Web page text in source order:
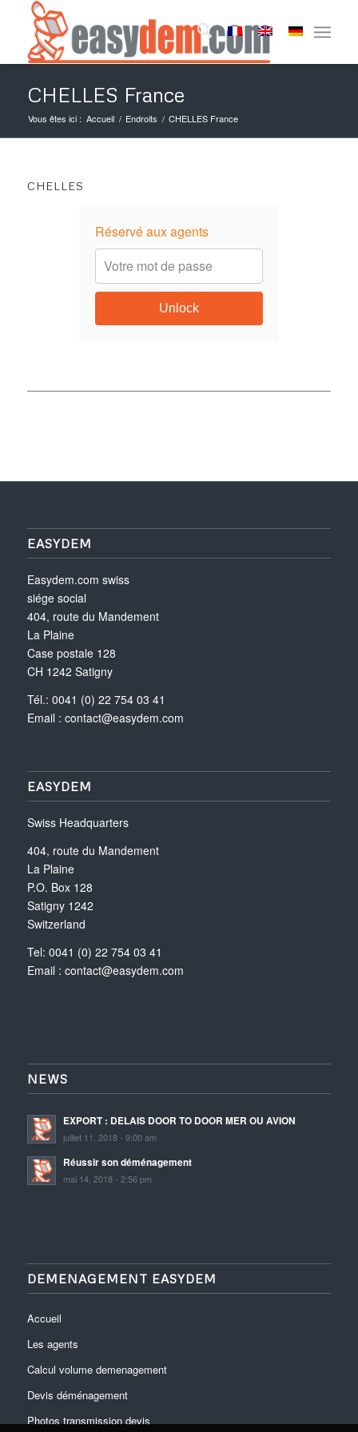
CHELLES France
Vous êtes ici : Accueil / Endroits / CHELLES France
CHELLES
Réservé aux agents
Unlock
EASYDEM
Easydem.com swiss
siége social
404, route du Mandement
La Plaine
Case postale 128
CH 1242 Satigny
Tél.: 0041 (0) 22 754 03 41
Email : contact@easydem.com
EASYDEM
Swiss Headquarters
404, route du Mandement
La Plaine
P.O. Box 128
Satigny 1242
Switzerland
Tel: 0041 (0) 22 754 03 41
Email : contact@easydem.com
NEWS
EXPORT : DELAIS DOOR TO DOOR MER OU AVION
juillet 11, 2018 - 9:00 am
Réussir son déménagement
mai 14, 2018 - 2:56 pm
DEMENAGEMENT EASYDEM
Accueil
Les agents
Calcul volume demenagement
Devis déménagement
Photos transmission devis